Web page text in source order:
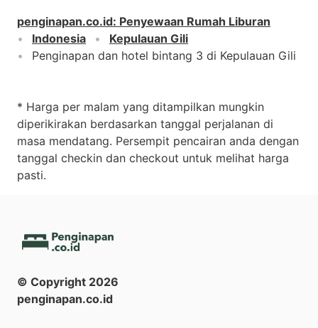
penginapan.co.id: Penyewaan Rumah Liburan
Indonesia
Kepulauan Gili
Penginapan dan hotel bintang 3 di Kepulauan Gili
* Harga per malam yang ditampilkan mungkin
diperikirakan berdasarkan tanggal perjalanan di
masa mendatang. Persempit pencairan anda dengan
tanggal checkin dan checkout untuk melihat harga
pasti.
© Copyright 2026
penginapan.co.id